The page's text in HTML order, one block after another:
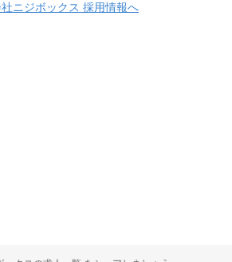
ニジボックス 採用情報へ